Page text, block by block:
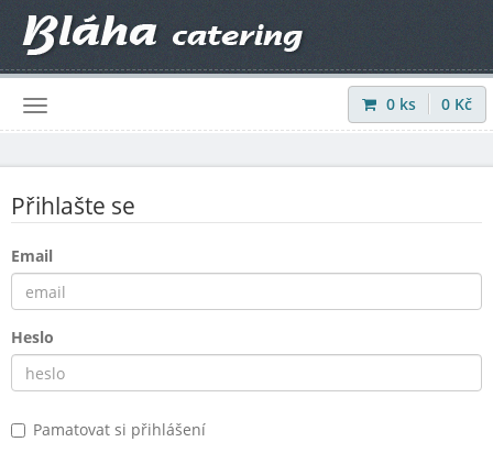
Přihlásit |Registrovat
0 ks 0 Kč
Přihlašte se
Email
Heslo
Pamatovat si přihlášení